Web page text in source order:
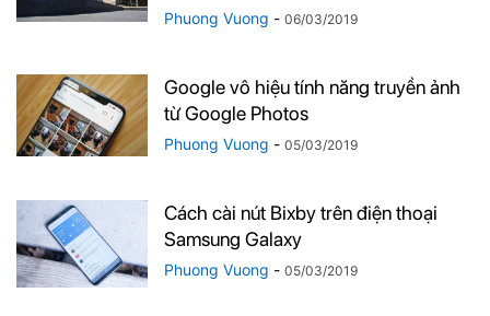
Phuong Vuong - 06/03/2019
Google vô hiệu tính năng truyền ảnh
từ Google Photos
Phuong Vuong - 05/03/2019
Cách cài nút Bixby trên điện thoại
Samsung Galaxy
Phuong Vuong - 05/03/2019